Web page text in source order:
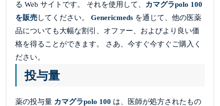
る Web サイトです。 それを使用して、
カマグラpolo 100
を販売してください。 Genericmeds を通じて、他の医薬
品についても大幅な割引、オファー、およびより良い価
格を得ることができます。 さあ、今すぐ今すぐご購入く
ださい。
投与量
薬の投与量 カマグラpolo 100 は、医師が処方されたもの